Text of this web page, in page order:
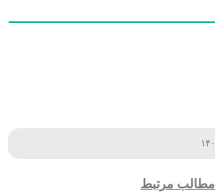
مطالب مرتبط